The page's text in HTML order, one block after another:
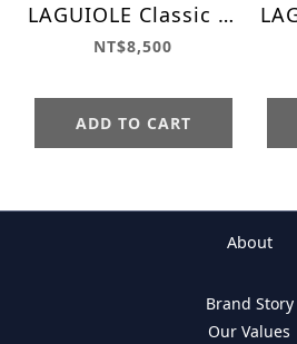
LAGUIOLE Classic 經
典系列
NT$8,500
ADD TO CART
About
Brand Story
Our Values